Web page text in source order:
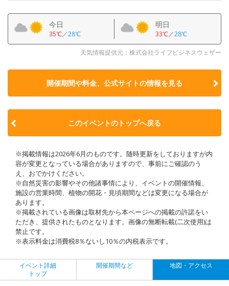
今日
35℃／28℃
明日
33℃／28℃
天気情報提供元：株式会社ライフビジネスウェザー
開催期間や料金、公式サイトの情報を見る
このイベントのトップへ戻る
※掲載情報は2026年6月のものです。随時更新をしておりますが内
容が変更となっている場合がありますので、事前にご確認のう
え、おでかけください。
※自然災害の影響やその他諸事情により、イベントの開催情報、
施設の営業時間、植物の開花・見頃期間などは変更になる場合が
あります。
※掲載されている画像は取材先から本ページへの掲載の許諾をい
ただき、提供されたものとなります。画像の無断転載(二次使用)は
禁止です。
※表示料金は消費税8％ないし10％の内税表示です。
イベント詳細
トップ
開催期間など 地図・アクセス